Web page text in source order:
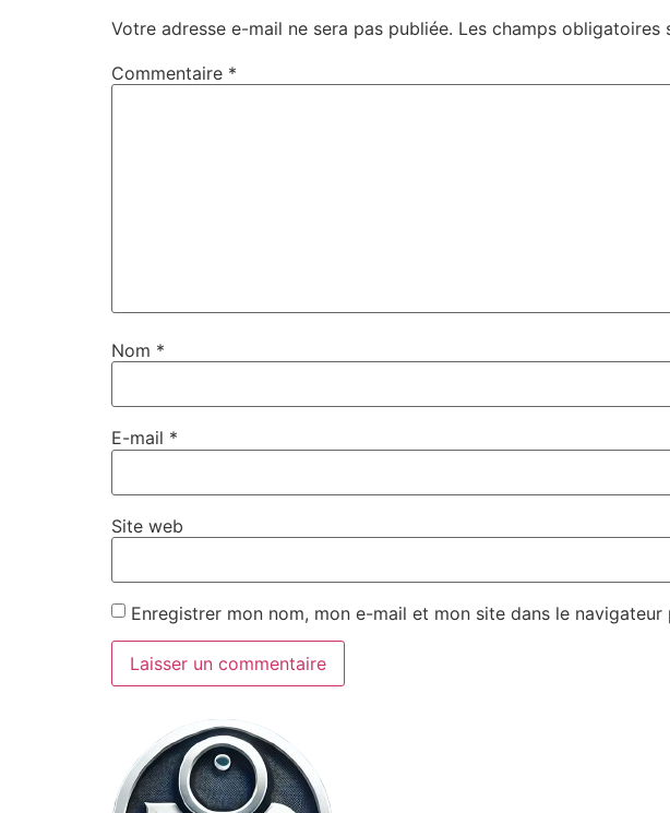
Votre adresse e-mail ne sera pas publiée. Les champs obligatoires
Commentaire *
Nom *
E-mail *
Site web
Enregistrer mon nom, mon e-mail et mon site dans le